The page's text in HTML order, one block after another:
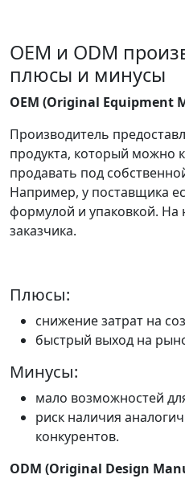
OEM и ODM
плюсы и минусы
OEM (Original Equipment
Производитель
продукта, который можно
продавать под
Например, у поставщика
формулой и упаковкой. На
заказчика.
Плюсы:
снижение затрат на
быстрый выход на
Минусы:
мало возможностей
риск наличия
конкурентов.
ODM (Original Design